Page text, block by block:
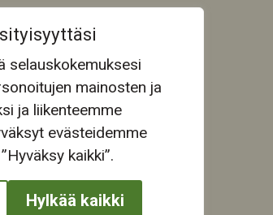
selauskokemuksesi
mainosten ja
ja liikenteemme
evästeidemme
kaikki”.
Hylkää kaikki